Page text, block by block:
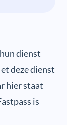
dienst
deze dienst
hier staat
is